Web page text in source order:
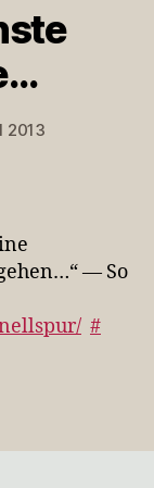
2013
könnten
abe…
— So
#